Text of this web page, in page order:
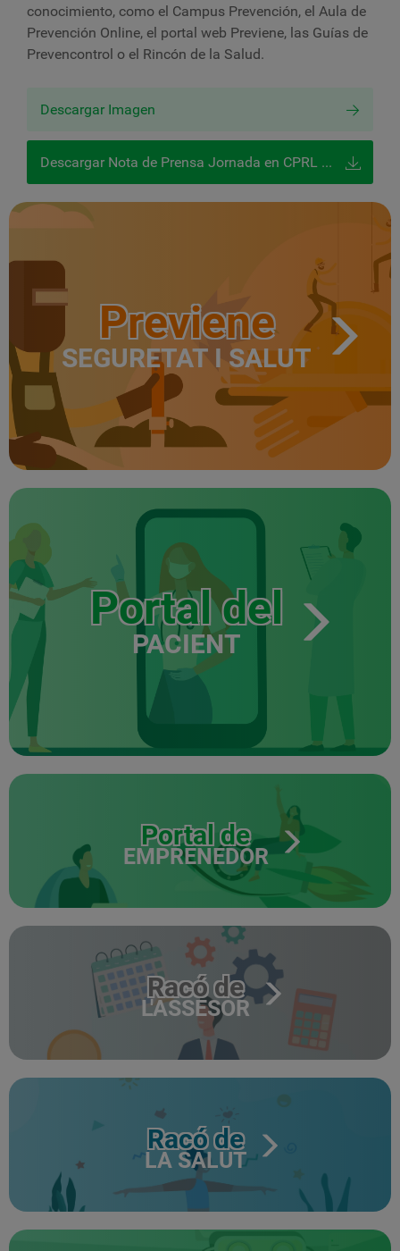
conocimiento, como el Campus Prevención, el Aula de
Prevención Online, el portal web Previene, las Guías de
Prevencontrol o el Rincón de la Salud.
Descargar Imagen
Descargar Nota de Prensa Jornada en CPRL Sevilla sobre pymes y prl
Previene
SEGURETAT I SALUT
Portal del
PACIENT
Portal de
EMPRENEDOR
Racó de
L'ASSESOR
Racó de
LA SALUT